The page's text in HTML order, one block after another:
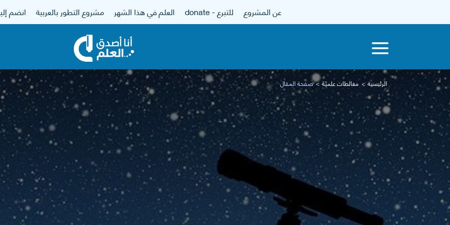
عن المشروع للتبرع - donate العلم في هذا الشهر مشروع التطور بالعربية انضم
الرئيسية مغالطات علميّة صفحة المقال